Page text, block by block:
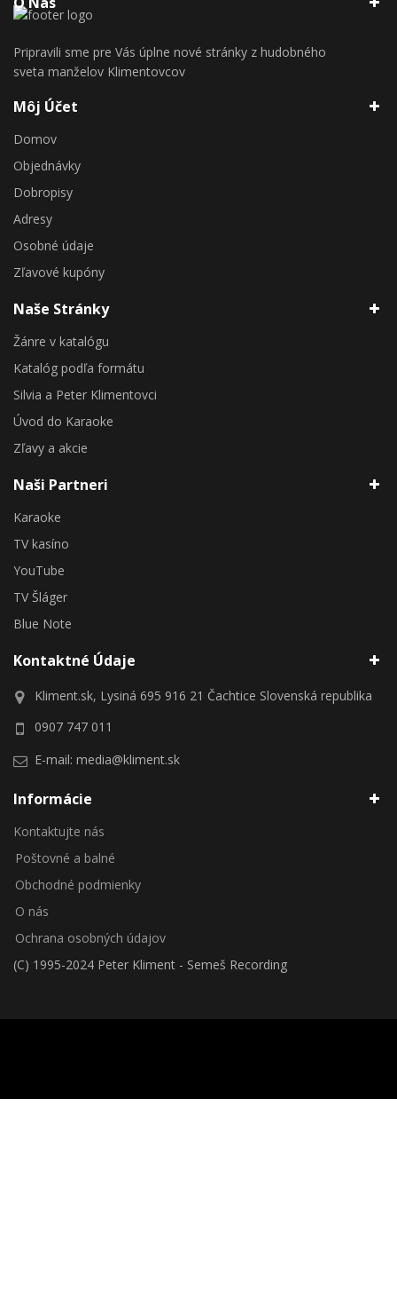
Pripravili sme pre Vás úplne nové stránky z hudobného
sveta manželov Klimentovcov
Môj Účet
Domov
Objednávky
Dobropisy
Adresy
Osobné údaje
Zľavové kupóny
Naše Stránky
Žánre v katalógu
Katalóg podľa formátu
Silvia a Peter Klimentovci
Úvod do Karaoke
Zľavy a akcie
Naši Partneri
Karaoke
TV kasíno
YouTube
TV Šláger
Blue Note
Kontaktné Údaje
Kliment.sk, Lysiná 695 916 21 Čachtice Slovenská republika
0907 747 011
E-mail: media@kliment.sk
Informácie
Kontaktujte nás
Poštovné a balné
Obchodné podmienky
O nás
Ochrana osobných údajov
(C) 1995-2024 Peter Kliment - Semeš Recording